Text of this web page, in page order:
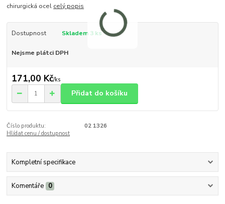
chirurgická ocel celý popis
Dostupnost Skladem 3 ks
Nejsme plátci DPH
171,00 Kč/ks
Přidat do košíku
Číslo produktu:
02 1326
Hlídat cenu / dostupnost
Kompletní specifikace
Komentáře 0